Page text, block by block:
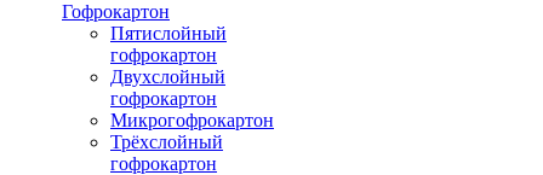
Гофрокартон
Пятислойный
гофрокартон
Двухслойный
гофрокартон
Микрогофрокартон
Трёхслойный
гофрокартон